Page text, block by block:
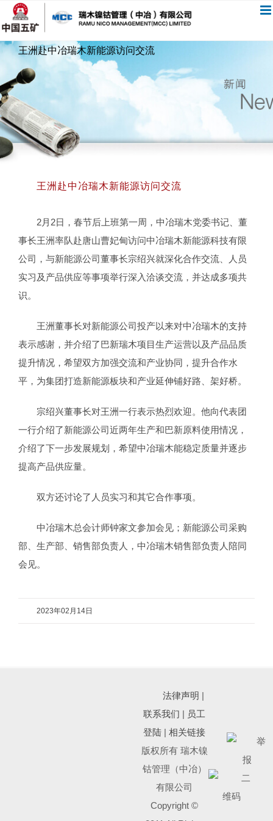
过
内
王洲赴中冶瑞木新能源访问交流
王洲赴中冶瑞木新能源访问交流
2月2日，春节后上班第一周，中冶瑞木党委书记、董
事长王洲率队赴唐山曹妃甸访问中冶瑞木新能源科技有限
公司，与新能源公司董事长宗绍兴就深化合作交流、人员
实习及产品供应等事项举行深入洽谈交流，并达成多项共
识。
王洲董事长对新能源公司投产以来对中冶瑞木的支持
表示感谢，并介绍了巴新瑞木项目生产运营以及产品品质
提升情况，希望双方加强交流和产业协同，提升合作水
平，为集团打造新能源板块和产业延伸铺好路、架好桥。
宗绍兴董事长对王洲一行表示热烈欢迎。他向代表团
一行介绍了新能源公司近两年生产和巴新原料使用情况，
介绍了下一步发展规划，希望中冶瑞木能稳定质量并逐步
提高产品供应量。
双方还讨论了人员实习和其它合作事项。
中冶瑞木总会计师钟家文参加会见；新能源公司采购
部、生产部、销售部负责人，中冶瑞木销售部负责人陪同
会见。
2023年02月14日
法律声明 |
联系我们 | 员工
登陆 |相关链接
版权所有 瑞木镍
钴管理（中冶）
有限公司
Copyright ©